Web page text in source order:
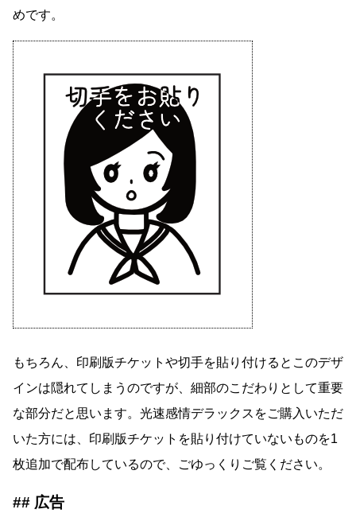
めです。
もちろん、印刷版チケットや切手を貼り付けるとこのデザ
インは隠れてしまうのですが、細部のこだわりとして重要
な部分だと思います。光速感情デラックスをご購入いただ
いた方には、印刷版チケットを貼り付けていないものを1
枚追加で配布しているので、ごゆっくりご覧ください。
広告